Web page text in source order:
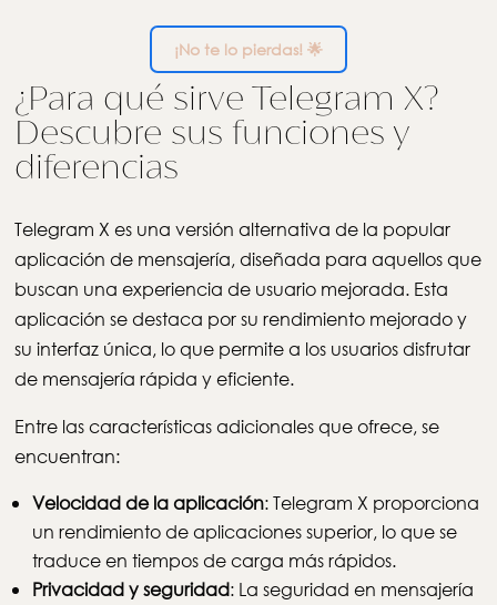
¡No te lo pierdas! 🌟
¿Para qué sirve Telegram X?
Descubre sus funciones y
diferencias
Telegram X es una versión alternativa de la popular
aplicación de mensajería, diseñada para aquellos que
buscan una experiencia de usuario mejorada. Esta
aplicación se destaca por su rendimiento mejorado y
su interfaz única, lo que permite a los usuarios disfrutar
de mensajería rápida y eficiente.
Entre las características adicionales que ofrece, se
encuentran:
Velocidad de la aplicación: Telegram X proporciona
un rendimiento de aplicaciones superior, lo que se
traduce en tiempos de carga más rápidos.
Privacidad y seguridad: La seguridad en mensajería